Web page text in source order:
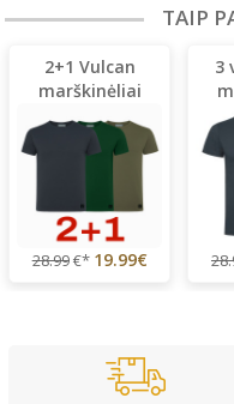
TAIP
2+1 Vulcan
marškinėliai
28.99€* 19.99€
3